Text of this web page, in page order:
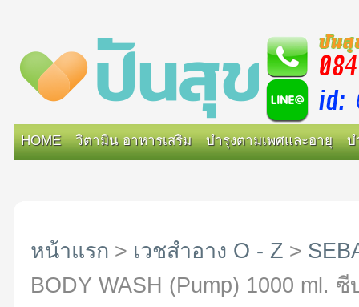
HOME วิตามิน อาหารเสริม บำรุงตามเพศและอายุ บ
หน้าแรก > เวชสำอาง O - Z >
BODY WASH (Pump) 1000 ml.